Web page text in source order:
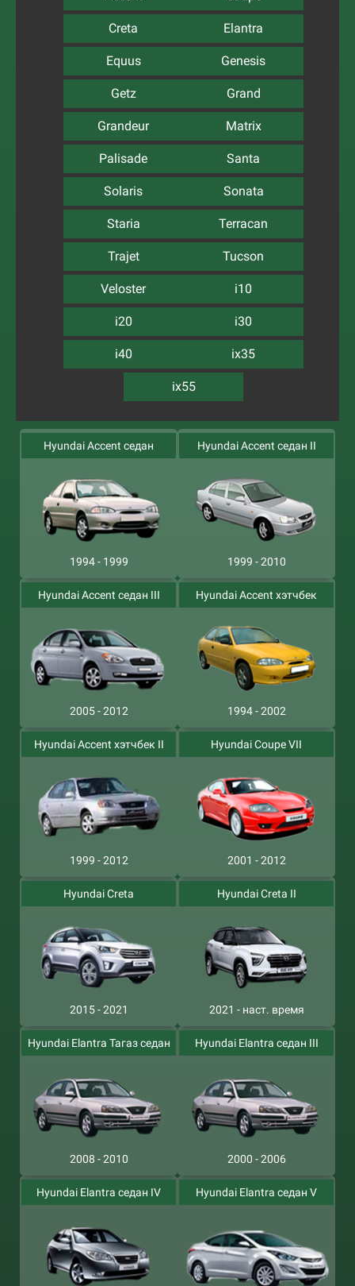
Creta Elantra
Equus Genesis
Getz Grand
Grandeur Matrix
Palisade Santa
Solaris Sonata
Staria Terracan
Trajet Tucson
Veloster i10
i20 i30
i40 ix35
ix55
Hyundai Accent седан
1994 - 1999
Hyundai Accent седан II
1999 - 2010
Hyundai Accent седан III
2005 - 2012
Hyundai Accent хэтчбек
1994 - 2002
Hyundai Accent хэтчбек II
1999 - 2012
Hyundai Coupe VII
2001 - 2012
Hyundai Creta
2015 - 2021
Hyundai Creta II
2021 - наст. время
Hyundai Elantra Тагаз седан
2008 - 2010
Hyundai Elantra седан III
2000 - 2006
Hyundai Elantra седан IV Hyundai Elantra седан V